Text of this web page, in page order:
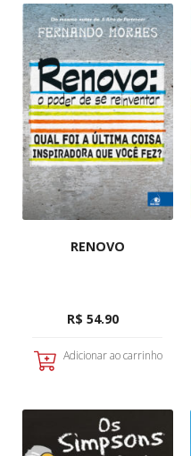
RENOVO
R$ 54.90
Adicionar ao carrinho